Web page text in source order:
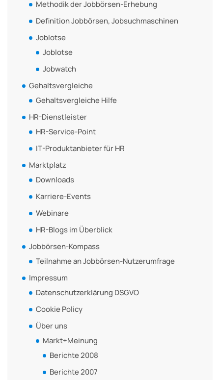
Methodik der Jobbörsen-Erhebung
Definition Jobbörsen, Jobsuchmaschinen
Joblotse
Joblotse
Jobwatch
Gehaltsvergleiche
Gehaltsvergleiche Hilfe
HR-Dienstleister
HR-Service-Point
IT-Produktanbieter für HR
Marktplatz
Downloads
Karriere-Events
Webinare
HR-Blogs im Überblick
Jobbörsen-Kompass
Teilnahme an Jobbörsen-Nutzerumfrage
Impressum
Datenschutzerklärung DSGVO
Cookie Policy
Über uns
Markt+Meinung
Berichte 2008
Berichte 2007